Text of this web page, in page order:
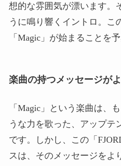
想的な雰囲気が漂います。
うに鳴り響くイントロ。こ
「Magic」が始まることを
楽曲の持つメッセージが
「Magic」という楽曲は、
うな力を歌った、アップテ
です。しかし、この「
スは、そのメッセージをよ